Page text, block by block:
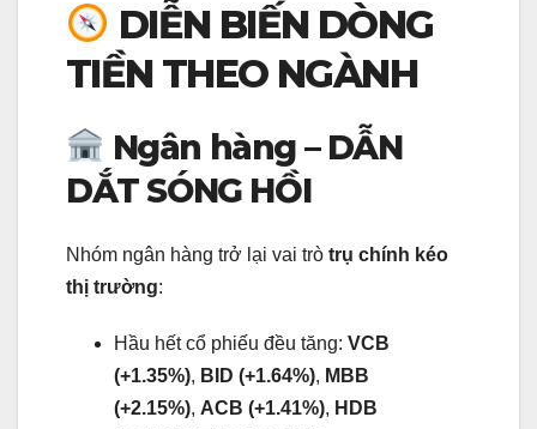
DIỄN BIẾN DÒNG
TIỀN THEO NGÀNH
Ngân hàng – DẪN
DẮT SÓNG HỒI
Nhóm ngân hàng trở lại vai trò trụ chính kéo
thị trường:
Hầu hết cổ phiếu đều tăng: VCB
(+1.35%), BID (+1.64%), MBB
(+2.15%), ACB (+1.41%), HDB